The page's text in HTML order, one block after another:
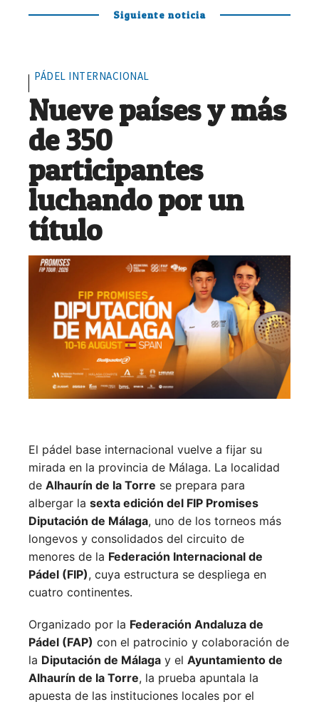
Siguiente noticia
PÁDEL INTERNACIONAL
Nueve países y más
de 350
participantes
luchando por un
título
El pádel base internacional vuelve a fijar su
mirada en la provincia de Málaga. La localidad
de Alhaurín de la Torre se prepara para
albergar la sexta edición del FIP Promises
Diputación de Málaga, uno de los torneos más
longevos y consolidados del circuito de
menores de la Federación Internacional de
Pádel (FIP), cuya estructura se despliega en
cuatro continentes.
Organizado por la Federación Andaluza de
Pádel (FAP) con el patrocinio y colaboración de
la Diputación de Málaga y el Ayuntamiento de
Alhaurín de la Torre, la prueba apuntala la
apuesta de las instituciones locales por el